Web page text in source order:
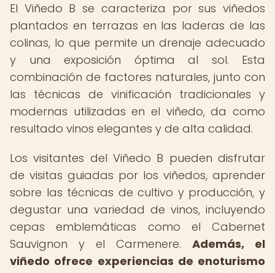
El Viñedo B se caracteriza por sus viñedos
plantados en terrazas en las laderas de las
colinas, lo que permite un drenaje adecuado
y una exposición óptima al sol. Esta
combinación de factores naturales, junto con
las técnicas de vinificación tradicionales y
modernas utilizadas en el viñedo, da como
resultado vinos elegantes y de alta calidad.
Los visitantes del Viñedo B pueden disfrutar
de visitas guiadas por los viñedos, aprender
sobre las técnicas de cultivo y producción, y
degustar una variedad de vinos, incluyendo
cepas emblemáticas como el Cabernet
Sauvignon y el Carmenere. Además, el
viñedo ofrece experiencias de enoturismo